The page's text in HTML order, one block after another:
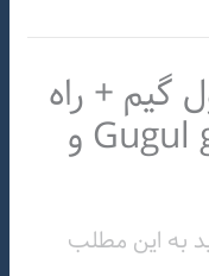
گیم + راه
های ارتباطی با Gugul game و
به این مطلب